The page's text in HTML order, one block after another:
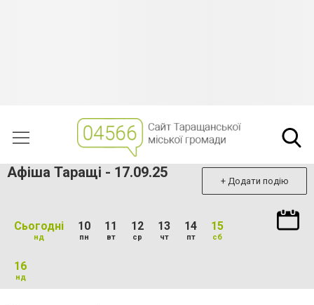
Афіша Таращі - 17.09.25 + Додати подію
Сьогодні
нд
10
пн
11
вт
12
ср
13
чт
14
пт
15
сб
16
нд